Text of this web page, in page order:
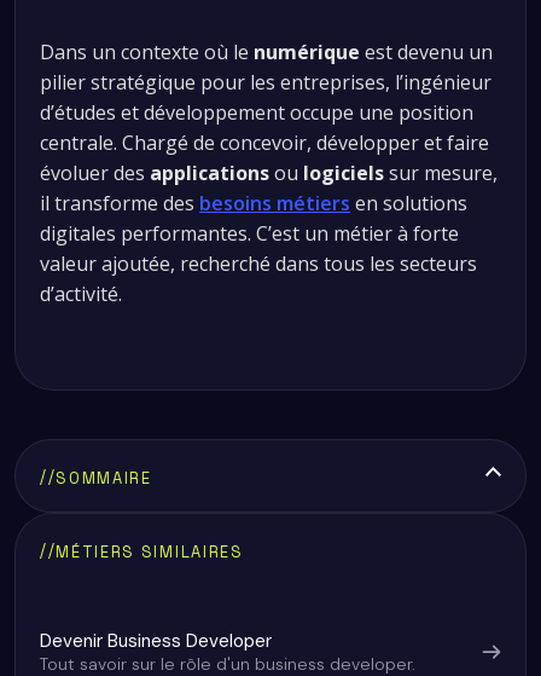
Dans un contexte où le numérique est devenu un
pilier stratégique pour les entreprises, l’ingénieur
d’études et développement occupe une position
centrale. Chargé de concevoir, développer et faire
évoluer des applicationsou logicielssur mesure,
il transforme des besoins métiers en solutions
digitales performantes. C’est un métier à forte
valeur ajoutée, recherché dans tous les secteurs
d’activité.
//SOMMAIRE
Qu’est-ce qu’un ingénieur d’études et
développement ?
Missions principales
Compétences requises
Compétences techniques :
Compétences transversales :
Salaire d’un ingénieur d’études et développement
Qui recrute des ingénieurs d’études et
développement ?
//MÉTIERS SIMILAIRES
Devenir Business Developer
Tout savoir sur le rôle d'un business developer.